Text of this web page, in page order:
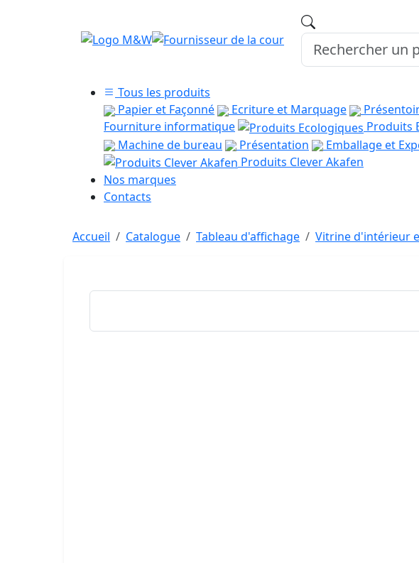
Tous les produits
Papier et Façonné
Ecriture et Marquage
Fourniture informatique
Produits
Machine de bureau
Présentation Emballage et
Produits Clever Akafen
Nos marques
Contacts
Accueil Catalogue Tableau d'affichage Vitrine d'intérieur